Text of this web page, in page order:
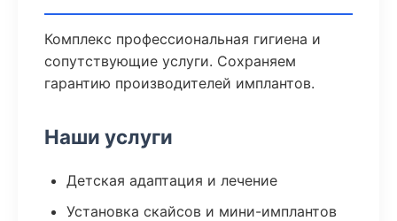
Комплекс профессиональная гигиена и
сопутствующие услуги. Сохраняем
гарантию производителей имплантов.
Наши услуги
Детская адаптация и лечение
Установка скайсов и мини-имплантов